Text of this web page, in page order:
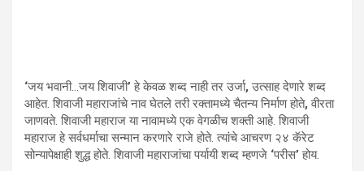
‘जय भवानी…जय शिवाजी’हे केवळ शब्द नाही तर उर्जा,उत्साह देणारे शब्द
आहेत. शिवाजी महाराजांचे नाव घेतले तरी रक्तामध्ये चैतन्य निर्माण होते,वीरता
जाणवते. शिवाजी महाराज या नावामध्ये एक वेगळीच शक्ती आहे. शिवाजी
महाराज हे सर्वधर्माचा सन्मान करणारे राजे होते. त्यांचे आचरण २४ कॅरेट
सोन्यापेक्षाही शुद्ध होते. शिवाजी महाराजांचा पर्यायी शब्द म्हणजे ‘परीस’होय.